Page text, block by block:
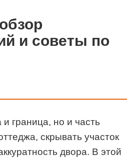
и советы по
граница, но и часть
скрывать участок
двора. В этой